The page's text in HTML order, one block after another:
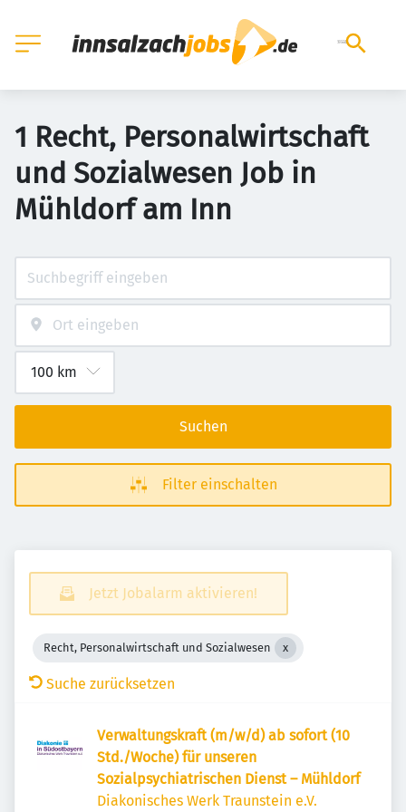
1 Recht, Personalwirtschaft
und Sozialwesen Job in
Mühldorf am Inn
Suchen
Filter einschalten
Jetzt Jobalarm aktivieren!
Recht, Personalwirtschaft und Sozialwesen
Suche zurücksetzen
Verwaltungskraft (m/w/d) ab sofort (10
Std./Woche) für unseren
Sozialpsychiatrischen Dienst – Mühldorf
Diakonisches Werk Traunstein e.V.